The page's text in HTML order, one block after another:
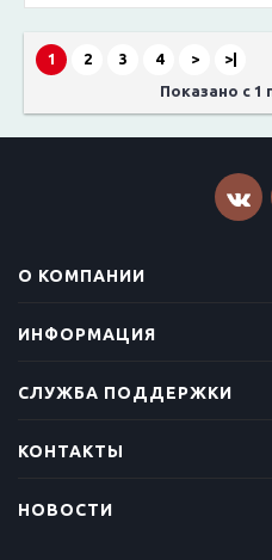
1 2 3 4 >
>|
Показано с 1
О КОМПАНИИ
ИНФОРМАЦИЯ
СЛУЖБА ПОДДЕРЖКИ
КОНТАКТЫ
НОВОСТИ